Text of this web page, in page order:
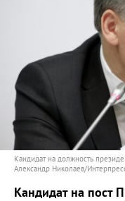
Кандидат на должность
Александр Николаев/
Кандидат на пост